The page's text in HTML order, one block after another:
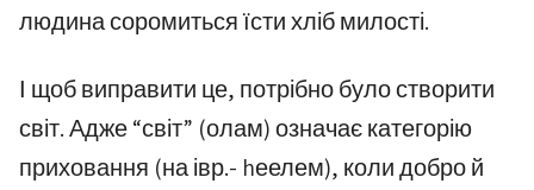
людина соромиться їсти хліб милості.
І щоб виправити це, потрібно було створити
світ. Адже “світ” (олам) означає категорію
приховання (на івр.- hеелем), коли добро й